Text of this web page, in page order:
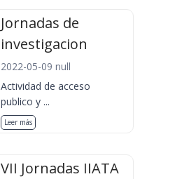
Jornadas de
investigacion
2022-05-09 null
Actividad de acceso
publico y ...
Leer más
VII Jornadas IIATA